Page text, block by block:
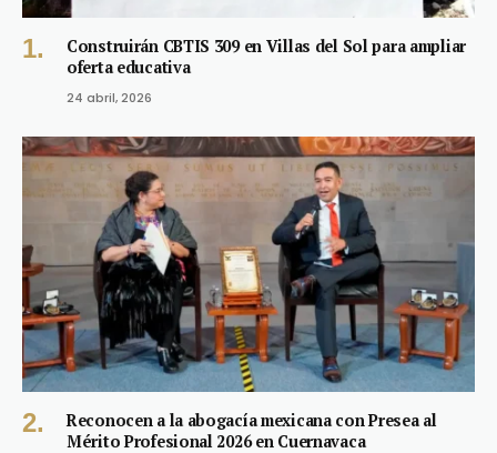
Construirán CBTIS 309 en Villas del Sol para ampliar
oferta educativa
24 abril, 2026
Reconocen a la abogacía mexicana con Presea al
Mérito Profesional 2026 en Cuernavaca